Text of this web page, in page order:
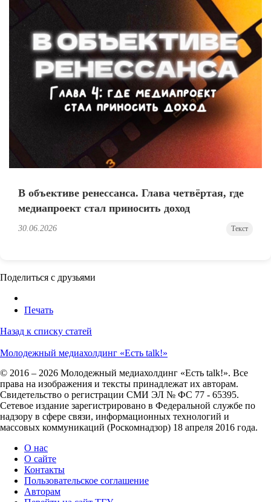
В объективе ренессанса. Глава четвёртая, где
медиапроект стал приносить доход
30.06.2026 Текст
Поделиться с друзьями
Печать
Назад к списку статей
Молодежный медиахолдинг «Есть talk!»
© 2016 – 2026 Молодежный медиахолдинг «Есть talk!». Все
права на изображения и тексты принадлежат их авторам.
Свидетельство о регистрации СМИ ЭЛ № ФС 77 - 65395.
Сетевое издание зарегистрировано в Федеральной службе по
надзору в сфере связи, информационных технологий и
массовых коммуникаций (Роскомнадзор) 18 апреля 2016 года.
О нас
О сайте
Контакты
Пользовательское соглашение
Авторам